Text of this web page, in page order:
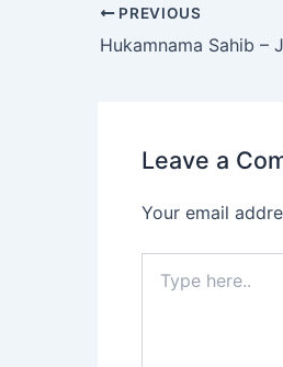
PREVIOUS
Leave a
Your email
here..